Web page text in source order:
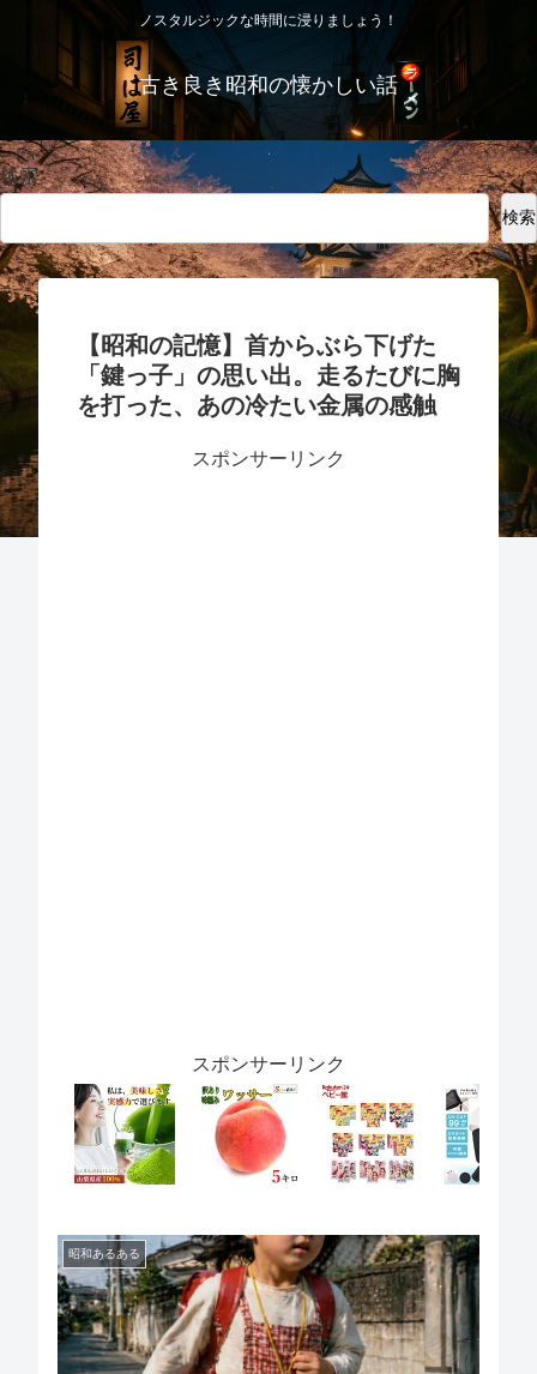
ノスタルジックな時間に浸りましょう！
古き良き昭和の懐かしい話
検索
検索
【昭和の記憶】首からぶら下げた
「鍵っ子」の思い出。走るたびに胸
を打った、あの冷たい金属の感触
スポンサーリンク
スポンサーリンク
昭和あるある